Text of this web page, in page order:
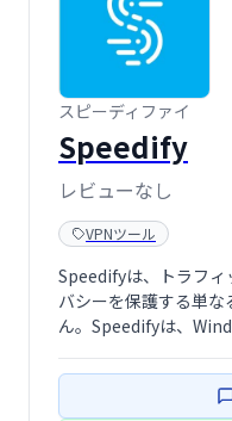
スピーディファイ
Speedify
レビューなし
VPNツール
Speedifyは、トラフィ
バシーを保護する単
ん。Speedifyは、
合わせて使用​​できます